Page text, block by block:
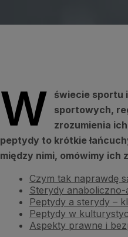
W
świecie sportu
sportowych,
zrozumienia
peptydy to krótkie
między nimi, omówimy
Czym tak naprawdę
Sterydy
Peptydy a sterydy –
Peptydy w
Aspekty prawne i